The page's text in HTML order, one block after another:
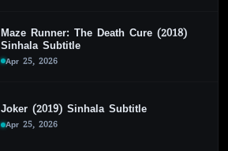
Maze Runner: The Death Cure (2018)
Sinhala Subtitle
Apr 25, 2026
Joker (2019) Sinhala Subtitle
Apr 25, 2026